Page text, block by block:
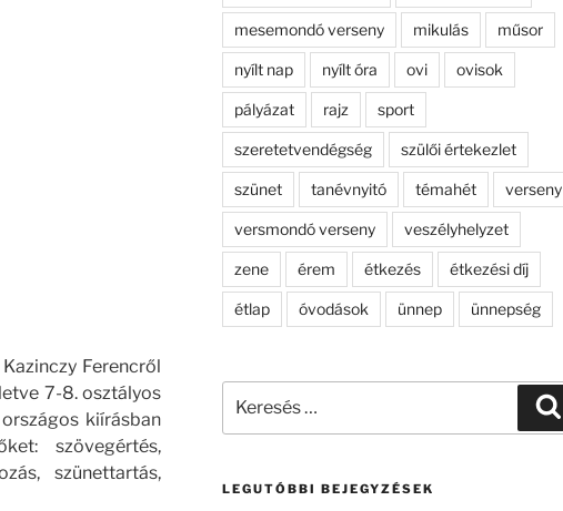
Ferencről
7-8. osztályos
kiírásban
szövegértés,
szünettartás,
mesemondó verseny mikulás műsor
nyílt nap nyílt óra ovi ovisok
pályázat rajz sport
szeretetvendégség szülői értekezlet
szünet tanévnyitó témahét verseny
versmondó verseny veszélyhelyzet
zene érem étkezés étkezési díj
étlap óvodások ünnep ünnepség
következő
LEGUTÓBBI BEJEGYZÉSEK